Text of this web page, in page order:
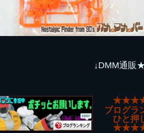
↓DMM通販
ブログラ
ひと押